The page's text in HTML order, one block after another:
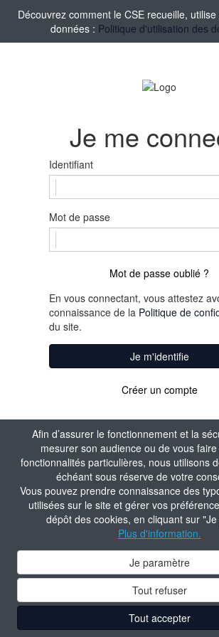
Afin d’assurer le fonctionnement et la
mesurer son audience ou de vous
fonctionnalités particulières, nous utilisons
échéant sous réserve de votre
Vous pouvez prendre connaissance des
utilisées sur le site et gérer vos
dépôt des cookies, en cliquant sur
Plus d'information.
Je paramètre
Tout refuser
Tout accepter
Découvrez comment le CSE recueille,
données : Politique d'utilisation des
Je me
Identifiant
Mot de passe
Mot de passe oublié ?
En vous connectant, vous attestez
connaissance de la Politique de
du site.
Je m'identifie
Créer un compte